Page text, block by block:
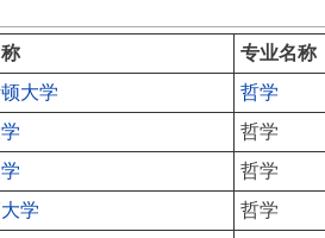
专业名称
大学 哲学
哲学
哲学
学 哲学